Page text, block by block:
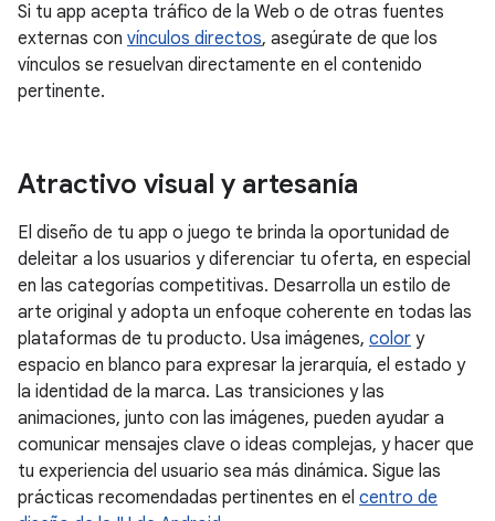
Si tu app acepta tráfico de la Web o de otras fuentes
externas con vínculos directos, asegúrate de que los
vínculos se resuelvan directamente en el contenido
pertinente.
Atractivo visual y artesanía
El diseño de tu app o juego te brinda la oportunidad de
deleitar a los usuarios y diferenciar tu oferta, en especial
en las categorías competitivas. Desarrolla un estilo de
arte original y adopta un enfoque coherente en todas las
plataformas de tu producto. Usa imágenes, color y
espacio en blanco para expresar la jerarquía, el estado y
la identidad de la marca. Las transiciones y las
animaciones, junto con las imágenes, pueden ayudar a
comunicar mensajes clave o ideas complejas, y hacer que
tu experiencia del usuario sea más dinámica. Sigue las
prácticas recomendadas pertinentes en el centro de